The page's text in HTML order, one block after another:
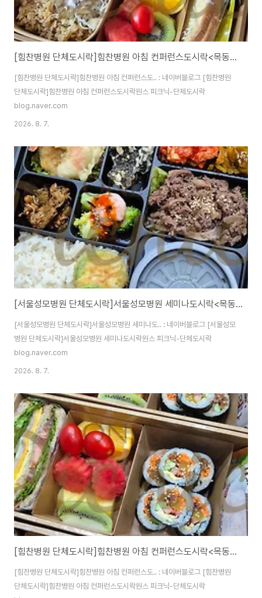
[힘찬병원 단체도시락]힘찬병원 아침 컨퍼런스도시락<목동도시락/단체도시락/도시락케이터링:원스피크닉>
[힘찬병원 단체도시락]힘찬병원 아침 컨퍼런스도.. : 네이버블로그 [힘찬병원
단체도시락]힘찬병원 아침 컨퍼런스도시락원스 피크닉-단체도시락
blog.naver.com
2026. 8. 7.
[서울성모병원 단체도시락]서울성모병원 세미나도시락<목동도시락/단체도시락/도시락케이터링:원스피크닉>
[서울성모병원 단체도시락]서울성모병원 세미나도.. : 네이버블로그 [서울성모
병원 단체도시락]서울성모병원 세미나도시락원스 피크닉-단체도시락
blog.naver.com
2026. 8. 7.
[힘찬병원 단체도시락]힘찬병원 아침 컨퍼런스도시락<목동도시락/단체도시락/도시락케이터링:원스피크닉>
[힘찬병원 단체도시락]힘찬병원 아침 컨퍼런스도.. : 네이버블로그 [힘찬병원
단체도시락]힘찬병원 아침 컨퍼런스도시락원스 피크닉-단체도시락